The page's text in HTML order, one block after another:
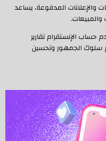
والإعلانات المدفوعة، يساعد
والمبيعات.
حساب الإنستقرام تقارير
سلوك الجمهور وتحسين